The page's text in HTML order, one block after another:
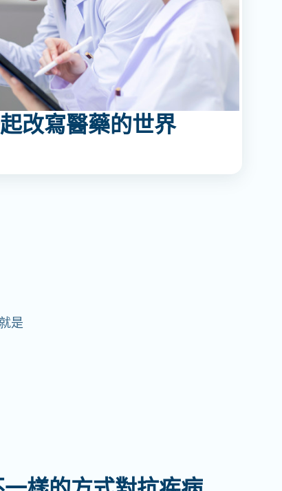
改寫醫藥的世界
是